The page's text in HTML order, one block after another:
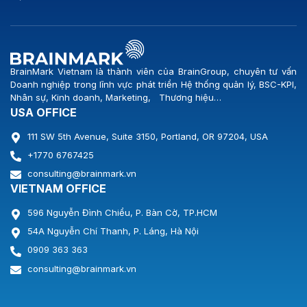
BrainMark Vietnam là thành viên của BrainGroup, chuyên tư vấn
Doanh nghiệp trong lĩnh vực phát triển Hệ thống quản lý, BSC-KPI,
Nhân sự, Kinh doanh, Marketing, Thương hiệu…
USA OFFICE
111 SW 5th Avenue, Suite 3150, Portland, OR 97204, USA
+1770 6767425
consulting@brainmark.vn
VIETNAM OFFICE
596 Nguyễn Đình Chiểu, P. Bàn Cờ, TP.HCM
54A Nguyễn Chí Thanh, P. Láng, Hà Nội
0909 363 363
consulting@brainmark.vn